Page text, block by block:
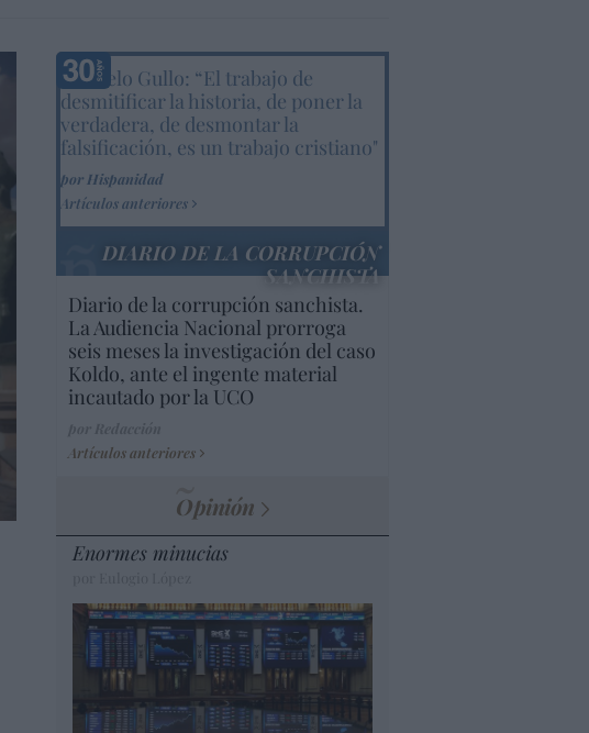
Marcelo Gullo: “El trabajo de
desmitificar la historia, de poner la
verdadera, de desmontar la
falsificación, es un trabajo cristiano"
por Hispanidad
Artículos anteriores
DIARIO DE LA CORRUPCIÓN
SANCHISTA
Diario de la corrupción sanchista.
La Audiencia Nacional prorroga
seis meses la investigación del caso
Koldo, ante el ingente material
incautado por la UCO
Artículos anteriores
Opinión
Enormes minucias